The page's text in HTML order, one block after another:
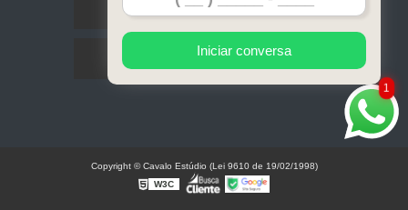
Contato
Mapa do site
1
Iniciar conversa
Copyright © Cavalo Estúdio (Lei 9610 de 19/02/1998)
W3C